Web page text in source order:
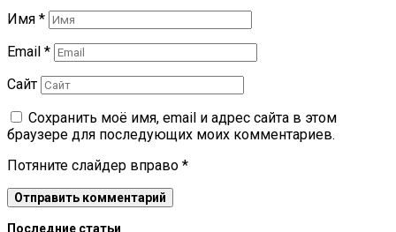
Имя *
Email *
Сайт
Сохранить моё имя, email и адрес сайта в этом
браузере для последующих моих комментариев.
Потяните слайдер вправо *
Последние статьи